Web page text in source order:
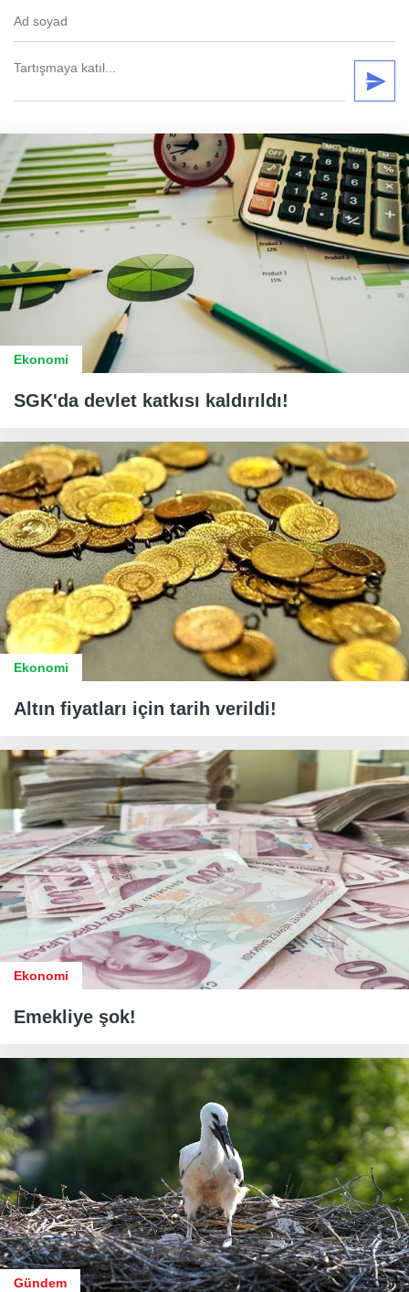
Ekonomi
SGK'da devlet katkısı kaldırıldı!
Ekonomi
Altın fiyatları için tarih verildi!
Ekonomi
Emekliye şok!
Gündem